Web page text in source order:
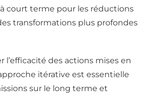
court terme pour les réductions
transformations plus profondes
des actions mises en
itérative est essentielle
sur le long terme et